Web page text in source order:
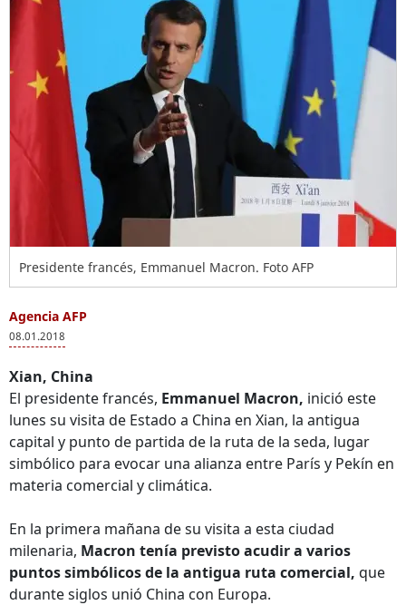
Presidente francés, Emmanuel Macron. Foto AFP
Agencia AFP
08.01.2018
Xian, China
El presidente francés, Emmanuel Macron, inició este
lunes su visita de Estado a China en Xian, la antigua
capital y punto de partida de la ruta de la seda, lugar
simbólico para evocar una alianza entre París y Pekín en
materia comercial y climática.
En la primera mañana de su visita a esta ciudad
milenaria, Macron tenía previsto acudir a varios
puntos simbólicos de la antigua ruta comercial, que
durante siglos unió China con Europa.